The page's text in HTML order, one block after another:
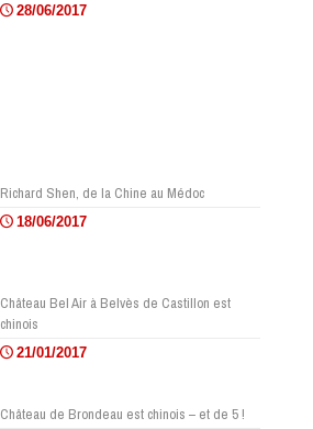
28/06/2017
Richard Shen, de la Chine au Médoc
18/06/2017
Château Bel Air à Belvès de Castillon est
chinois
21/01/2017
Château de Brondeau est chinois – et de 5 !